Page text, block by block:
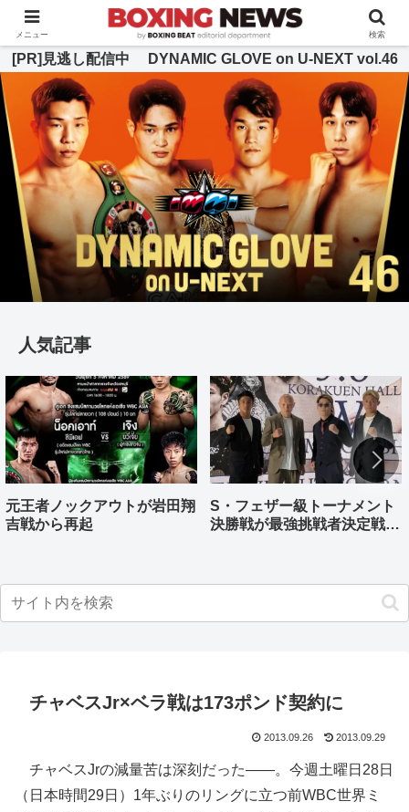
BOXING BEAT [ボクシング・ビート] 公式サイト
[PR]見逃し配信中 DYNAMIC GLOVE on U-NEXT vol.46
人気記事
元王者ノックアウトが岩田翔
吉戦から再起
S・フェザー級トーナメント
決勝戦が最強挑戦者決定戦兼
チャベスJr×ベラ戦は173ポンド契約に
2013.09.26 2013.09.29
チャベスJrの減量苦は深刻だった――。今週土曜日28日
（日本時間29日）1年ぶりのリングに立つ前WBC世界ミ
メニュー 検索